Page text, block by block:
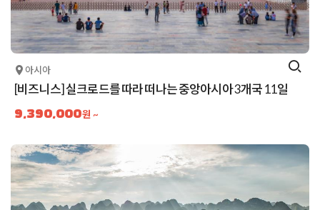
아시아
[비즈니스] 실크로드를 따라 떠나는 중앙아시아 3개국 11일
9,390,000원 ~